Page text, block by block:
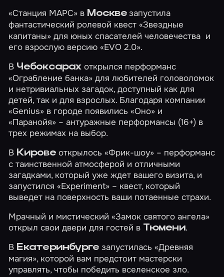
«Станция МАРС» в Москве запустила
фантастический ролевой квест «Звездные
капитаны» для юных спасателей человечества и
его взрослую версию«EVO 2.0».
В Чебоксарахоткрылся перформанс
«Ограбление банка» для любителей головоломок
и нетривиальных загадок, доступный как для
детей, так и для взрослых. Благодаря компании
«Genius» в городе появились«Оно» и
«Паранойя» – антуражные перформансы (16+) в
трех режимах на выбор.
В Кировеоткрылось «Фрик-шоу»– перформанс
с таинственной атмосферой и отличными
загадками, который уже ждет вашего визита, и
запустился«Experiment» – квест, который
выведет на поверхность ваши потаенные страхи.
Мрачный и мистический«Замок святого ангела»
открыл свои двери для гостей в Тюмени.
В Екатеринбурге запустилась«Древняя
магия», которой вам предстоит мастерски
управлять, чтобы победить вселенское зло.